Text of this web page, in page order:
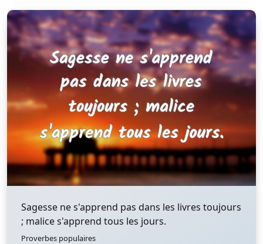
Sagesse ne s'apprend pas dans les livres toujours
; malice s'apprend tous les jours.
Proverbes populaires